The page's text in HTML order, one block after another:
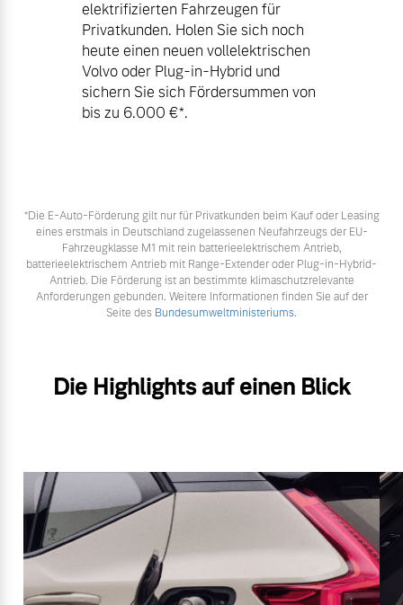
elektrifizierten Fahrzeugen für
Privatkunden. Holen Sie sich noch
heute einen neuen vollelektrischen
Volvo oder Plug-in-Hybrid und
sichern Sie sich Fördersummen von
bis zu 6.000 €⁠*.
*Die E‑Auto-Förderung gilt nur für Privatkunden beim Kauf oder Leasing
eines erstmals in Deutschland zugelassenen Neufahrzeugs der EU-
Fahrzeugklasse M1 mit rein batterieelektrischem Antrieb,
batterieelektrischem Antrieb mit Range-Extender oder Plug-in-Hybrid-
Antrieb. Die Förderung ist an bestimmte klimaschutzrelevante
Anforderungen gebunden. Weitere Informationen finden Sie auf der
Seite des Bundesumweltministeriums.
Die Highlights auf einen Blick